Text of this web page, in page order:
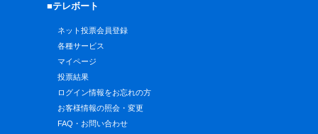
■テレボート
ネット投票会員登録
各種サービス
マイページ
投票結果
ログイン情報をお忘れの方
お客様情報の照会・変更
FAQ・お問い合わせ